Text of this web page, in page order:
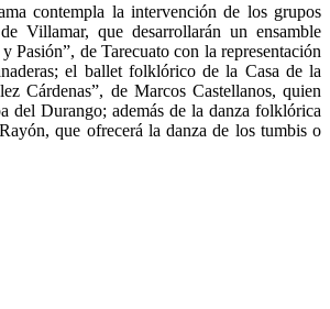
contempla la intervención de los grupos
Villamar, que desarrollarán un ensamble
Pasión”, de Tarecuato con la representación
el ballet folklórico de la Casa de la
Cárdenas”, de Marcos Castellanos, quien
del Durango; además de la danza folklórica
que ofrecerá la danza de los tumbis o